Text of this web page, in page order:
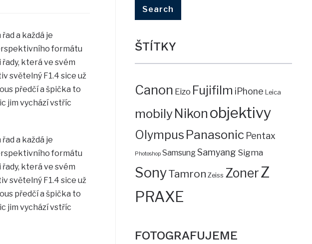
a každá je
formátu
která ve svém
světelný F1.4 sice už
předčí a špička to
jim vychází vstříc
a každá je
formátu
která ve svém
světelný F1.4 sice už
předčí a špička to
jim vychází vstříc
ŠTÍTKY
Canon Eizo Fujifilm iPhone Leica
mobilyNikon objektivy
Olympus Panasonic Pentax
Photoshop SamsungSamyang Sigma
SonyTamron Zeiss ZonerZ
PRAXE
FOTOGRAFUJEME